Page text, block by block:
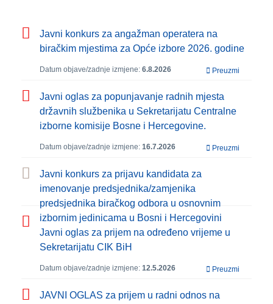
Javni konkurs za angažman operatera na
biračkim mjestima za Opće izbore 2026. godine
Datum objave/zadnje izmjene: 6.8.2026 Preuzmi
Javni oglas za popunjavanje radnih mjesta
državnih službenika u Sekretarijatu Centralne
izborne komisije Bosne i Hercegovine.
Datum objave/zadnje izmjene: 16.7.2026 Preuzmi
Javni konkurs za prijavu kandidata za
imenovanje predsjednika/zamjenika
predsjednika biračkog odbora u osnovnim
izbornim jedinicama u Bosni i Hercegovini
Javni oglas za prijem na određeno vrijeme u
Sekretarijatu CIK BiH
Datum objave/zadnje izmjene: 12.5.2026 Preuzmi
JAVNI OGLAS za prijem u radni odnos na